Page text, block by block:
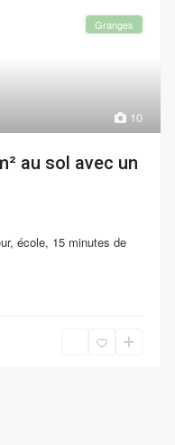
10
Granges
au sol avec un
école, 15 minutes de